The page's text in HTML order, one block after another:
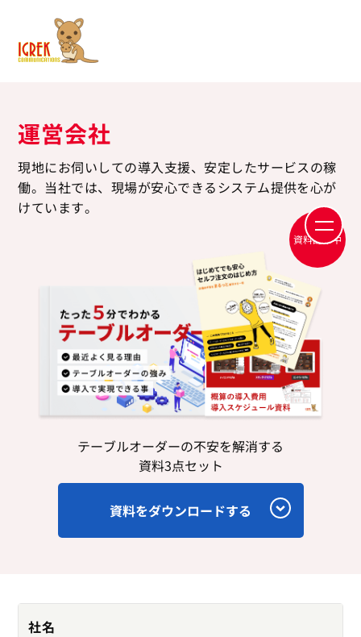
運営会社
現地にお伺いしての導入支援、安定したサービスの稼
働。 当社では、現場が安心できるシステム提供を心が
けています。
テーブルオーダーの不安を解消する
資料3点セット
資料をダウンロードする
社名